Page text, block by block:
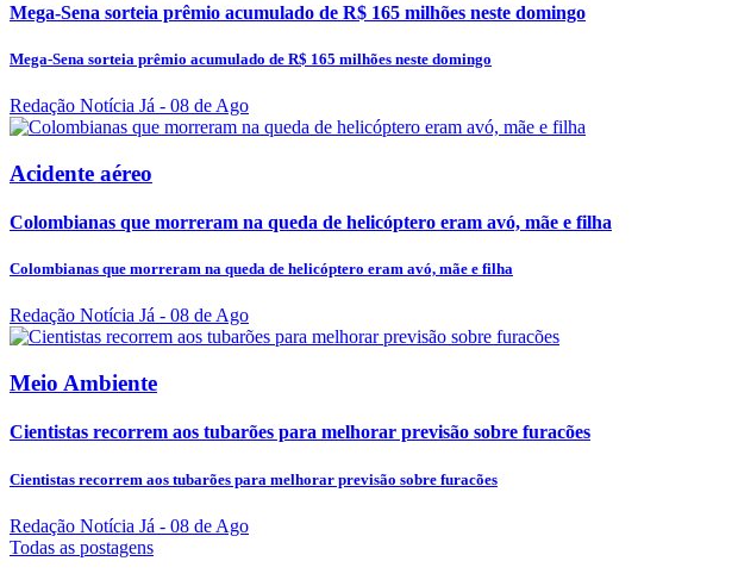
Mega-Sena sorteia prêmio acumulado de R$ 165 milhões neste domingo
Mega-Sena sorteia prêmio acumulado de R$ 165 milhões neste domingo
Redação Notícia Já - 08 de Ago
Acidente aéreo
Colombianas que morreram na queda de helicóptero eram avó, mãe e filha
Colombianas que morreram na queda de helicóptero eram avó, mãe e filha
Redação Notícia Já - 08 de Ago
Meio Ambiente
Cientistas recorrem aos tubarões para melhorar previsão sobre furacões
Cientistas recorrem aos tubarões para melhorar previsão sobre furacões
Redação Notícia Já - 08 de Ago
Todas as postagens